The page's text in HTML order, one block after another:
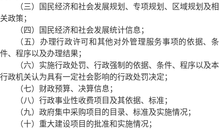
（三）国民经济和社会发展规划、专项规划、区域规划及相
关政策；
（四）国民经济和社会发展统计信息；
（五）办理行政许可和其他对外管理服务事项的依据、条
件、程序以及办理结果；
（六）实施行政处罚、行政强制的依据、条件、程序以及本
行政机关认为具有一定社会影响的行政处罚决定；
（七）财政预算、决算信息；
（八）行政事业性收费项目及其依据、标准；
（九）政府集中采购项目的目录、标准及实施情况；
（十）重大建设项目的批准和实施情况；